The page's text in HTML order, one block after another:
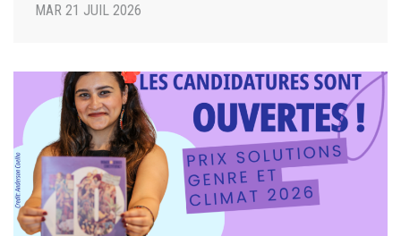
MAR 21 JUIL 2026